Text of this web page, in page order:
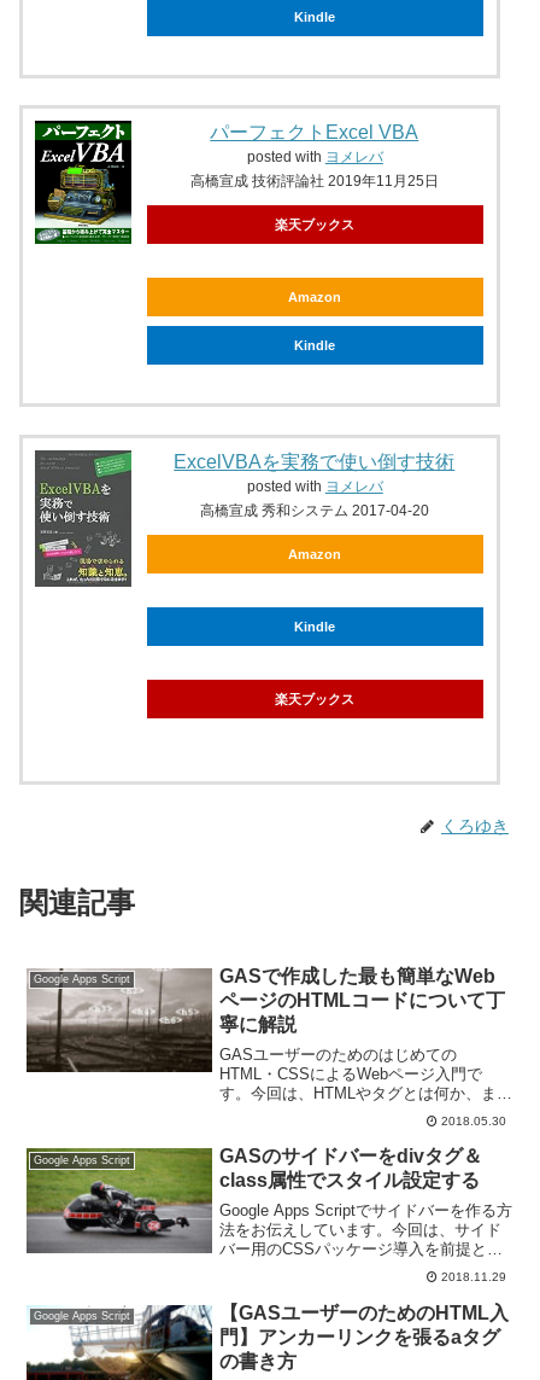
Kindle
パーフェクトExcel VBA
posted with ヨメレバ
高橋宣成 技術評論社 2019年11月25日
楽天ブックス
Amazon
Kindle
ExcelVBAを実務で使い倒す技術
posted with ヨメレバ
高橋宣成 秀和システム 2017-04-20
Amazon
Kindle
楽天ブックス
くろゆき
関連記事
Google Apps Script
GASで作成した最も簡単なWeb
ページのHTMLコードについて丁
寧に解説
GASユーザーのためのはじめての
HTML・CSSによるWebページ入門で
す。今回は、HTMLやタグとは何か、また
GASで作成した最も簡単なWebページの
HTMLファイルの内容について解説をして
いきます。
2018.05.30
Google Apps Script
GASのサイドバーをdivタグ＆
class属性でスタイル設定する
Google Apps Scriptでサイドバーを作る方
法をお伝えしています。今回は、サイド
バー用のCSSパッケージ導入を前提とし
てGASのサイドバーをdivタグとclass属
性でスタイルしていく方法です。
2018.11.29
Google Apps Script
【GASユーザーのためのHTML入
門】アンカーリンクを張るaタグ
の書き方